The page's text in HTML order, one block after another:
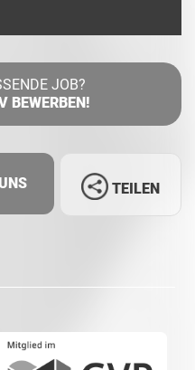
JOB?
BEWERBEN!
TEILEN